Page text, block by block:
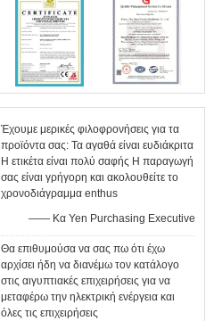
Έχουμε μερικές φιλοφρονήσεις για τα
προϊόντα σας: Τα αγαθά είναι ευδιάκριτα
Η ετικέτα είναι πολύ σαφής Η παραγωγή
σας είναι γρήγορη και ακολουθείτε το
χρονοδιάγραμμα enthus
—— Κα Yen Purchasing Executive
Θα επιθυμούσα να σας πω ότι έχω
αρχίσει ήδη να διανέμω τον κατάλογο
στις αιγυπτιακές επιχειρήσεις για να
μεταφέρω την ηλεκτρική ενέργεια και
όλες τις επιχειρήσεις